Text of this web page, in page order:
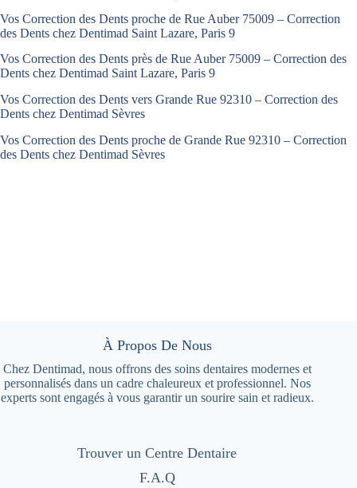
Vos Correction des Dents proche de Rue Auber 75009 – Correction
des Dents chez Dentimad Saint Lazare, Paris 9
Vos Correction des Dents près de Rue Auber 75009 – Correction des
Dents chez Dentimad Saint Lazare, Paris 9
Vos Correction des Dents vers Grande Rue 92310 – Correction des
Dents chez Dentimad Sèvres
Vos Correction des Dents proche de Grande Rue 92310 – Correction
des Dents chez Dentimad Sèvres
À Propos De Nous
Chez Dentimad, nous offrons des soins dentaires modernes et
personnalisés dans un cadre chaleureux et professionnel. Nos
experts sont engagés à vous garantir un sourire sain et radieux.
Trouver un Centre Dentaire
F.A.Q